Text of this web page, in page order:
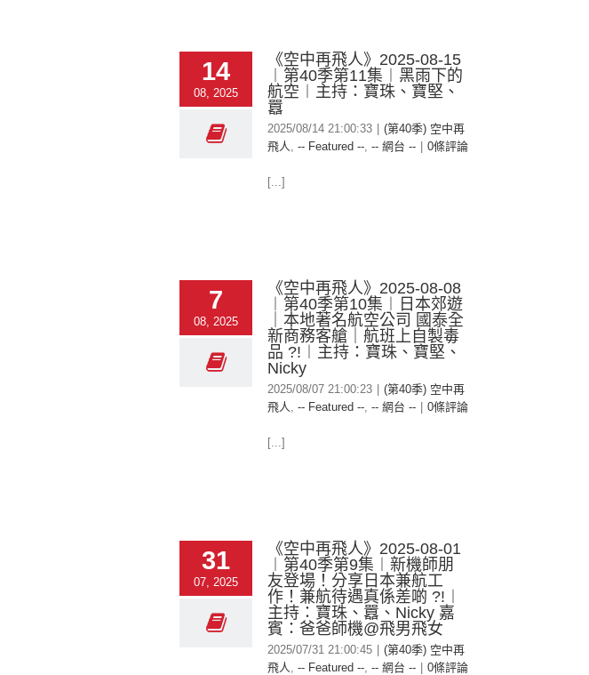
14
08, 2025
《空中再飛人》2025-08-15
︱第40季第11集︱黑雨下的
航空︱主持：寶珠、寶堅、
囂
2025/08/14 21:00:33
(第40季) 空中再
飛人, -- Featured --, -- 網台 -- 0條評論
[...]
7
08, 2025
《空中再飛人》2025-08-08
︱第40季第10集︱日本郊遊
｜本地著名航空公司 國泰全
新商務客艙｜航班上自製毒
品 ?!︱主持：寶珠、寶堅、
Nicky
2025/08/07 21:00:23
(第40季) 空中再
飛人, -- Featured --, -- 網台 -- 0條評論
[...]
31
07, 2025
《空中再飛人》2025-08-01
︱第40季第9集︱新機師朋
友登場！分享日本兼航工
作！兼航待遇真係差啲 ?!︱
主持：寶珠、囂、Nicky 嘉
賓：爸爸師機@飛男飛女
2025/07/31 21:00:45
(第40季) 空中再
飛人, -- Featured --, -- 網台 -- 0條評論